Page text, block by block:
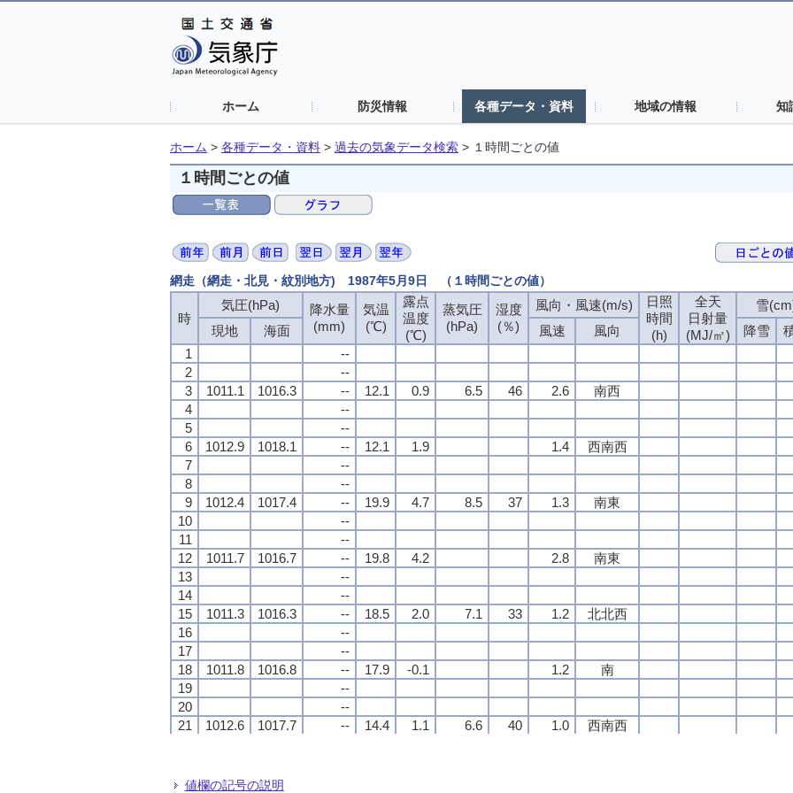
ホーム 防災情報 各種データ・資料 地域の情報 知
ホーム > 各種データ・資料 > 過去の気象データ検索 > １時間ごとの値
１時間ごとの値
網走（網走・北見・紋別地方) 1987年5月9日 （１時間ごとの値）
時
気圧(hPa)
降水量
(mm)
気温
(℃)
露点
温度
(℃)
蒸気圧
(hPa)
湿度
(％)
風向・風速(m/s)
日照
時間
(h)
全天
日射量
(MJ/㎡)
雪
現地 海面 風速 風向 降雪
1
--
2
--
3
1011.1 1016.3 -- 12.1 0.9 6.5 46 2.6 南西
4
--
5
--
6
1012.9 1018.1 -- 12.1 1.9 1.4 西南西
7
--
8
--
9
1012.4 1017.4 -- 19.9 4.7 8.5 37 1.3 南東
10
--
11
--
12
1011.7 1016.7 -- 19.8 4.2 2.8 南東
13
--
14
--
15
1011.3 1016.3 -- 18.5 2.0 7.1 33 1.2 北北西
16
--
17
--
18
1011.8 1016.8 -- 17.9 -0.1 1.2 南
19
--
20
--
21
1012.6 1017.7 -- 14.4 1.1 6.6 40 1.0 西南西
24
1011.4 1016.5
時
気圧(hPa)
降水量
(mm)
気温
(℃)
露点
温度
(℃)
蒸気圧
(hPa)
湿度
(％)
風向・風速(m/s)
日照
時間
(h)
全天
日射量
(MJ/㎡)
雪
現地 海面 風速 風向 降雪
1
--
2
--
3
1011.1 1016.3 -- 12.1 0.9 6.5 46 2.6 南西
4
--
5
--
6
1012.9 1018.1 -- 12.1 1.9 1.4 西南西
7
--
8
--
9
1012.4 1017.4 -- 19.9 4.7 8.5 37 1.3 南東
10
--
11
--
12
1011.7 1016.7 -- 19.8 4.2 2.8 南東
13
--
14
--
15
1011.3 1016.3 -- 18.5 2.0 7.1 33 1.2 北北西
16
--
17
--
18
1011.8 1016.8 -- 17.9 -0.1 1.2 南
19
--
20
--
21
1012.6 1017.7 -- 14.4 1.1 6.6 40 1.0 西南西
24
1011.4 1016.5
時
気圧(hPa)
降水量
(mm)
気温
(℃)
露点
温度
(℃)
蒸気圧
(hPa)
湿度
(％)
風向・風速(m/s)
日照
時間
(h)
全天
日射量
(MJ/㎡)
雪
現地 海面 風速 風向 降雪
1
--
2
--
3
1011.1 1016.3 -- 12.1 0.9 6.5 46 2.6 南西
4
--
5
--
6
1012.9 1018.1 -- 12.1 1.9 1.4 西南西
7
--
8
--
9
1012.4 1017.4 -- 19.9 4.7 8.5 37 1.3 南東
10
--
11
--
12
1011.7 1016.7 -- 19.8 4.2 2.8 南東
13
--
14
--
15
1011.3 1016.3 -- 18.5 2.0 7.1 33 1.2 北北西
16
--
17
--
18
1011.8 1016.8 -- 17.9 -0.1 1.2 南
19
--
20
--
21
1012.6 1017.7 -- 14.4 1.1 6.6 40 1.0 西南西
24
1011.4 1016.5
時
気圧(hPa)
降水量
(mm)
気温
(℃)
露点
温度
(℃)
蒸気圧
(hPa)
湿度
(％)
風向・風速(m/s)
日照
時間
(h)
全天
日射量
(MJ/㎡)
雪
現地 海面 風速 風向 降雪
1
--
2
--
3
1011.1 1016.3 -- 12.1 0.9 6.5 46 2.6 南西
4
--
5
--
6
1012.9 1018.1 -- 12.1 1.9 1.4 西南西
7
--
8
--
9
1012.4 1017.4 -- 19.9 4.7 8.5 37 1.3 南東
10
--
11
--
12
1011.7 1016.7 -- 19.8 4.2 2.8 南東
13
--
14
--
15
1011.3 1016.3 -- 18.5 2.0 7.1 33 1.2 北北西
16
--
17
--
18
1011.8 1016.8 -- 17.9 -0.1 1.2 南
19
--
20
--
21
1012.6 1017.7 -- 14.4 1.1 6.6 40 1.0 西南西
24
1011.4 1016.5
値欄の記号の説明